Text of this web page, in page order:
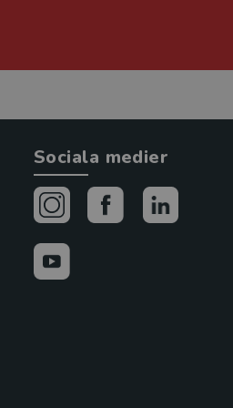
Sociala medier